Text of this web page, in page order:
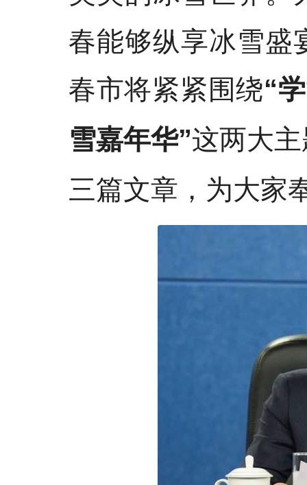
春能够纵享冰雪盛
春市将紧紧围绕“
雪嘉年华”这两大
三篇文章，为大家